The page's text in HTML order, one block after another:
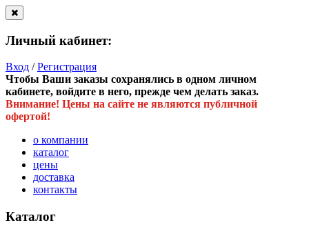
Личный кабинет:
Вход /Регистрация
Чтобы Ваши заказы сохранялись в одном личном
кабинете, войдите в него, прежде чем делать заказ.
Внимание! Цены на сайте не являются публичной
офертой!
о компании
каталог
цены
доставка
контакты
Каталог